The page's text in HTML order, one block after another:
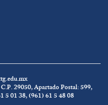
29050, Apartado Postal: 599,
5 01 38, (961) 61 5 48 08